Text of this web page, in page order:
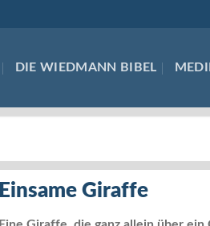
DIE WIEDMANN BIBEL
Einsame Giraffe